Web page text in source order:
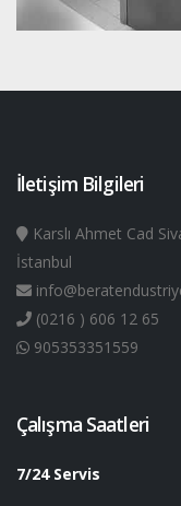
İletişim Bilgileri
Karslı Ahmet Cad
İstanbul
(0216 ) 606 12 65
905353351559
Çalışma Saatleri
7/24 Servis